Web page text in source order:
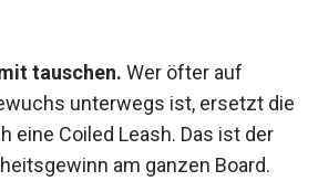
tauschen. Wer öfter auf
unterwegs ist, ersetzt die
eine Coiled Leash. Das ist der
am ganzen Board.